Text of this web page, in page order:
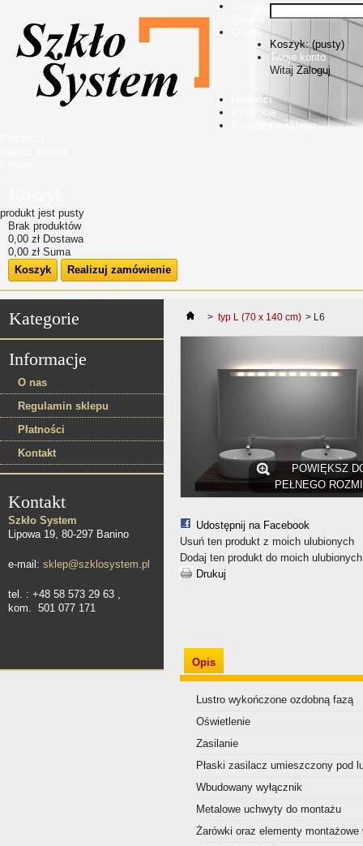
Koszyk:(pusty)
Twoje konto
Witaj Zaloguj
O nas
Nowości
Promocje
Regulamin sklepu
produkt jest pusty
Brak produktów
0,00 zł Dostawa
0,00 zł Suma
Koszyk
Realizuj zamówienie
Kategorie
Informacje
O nas
Regulamin sklepu
Płatności
Kontakt
Kontakt
Szkło System
Lipowa 19, 80-297 Banino
e-mail: sklep@szklosystem.pl
tel. : +48 58 573 29 63 ,
kom. 501 077 171
> typ L (70 x 140 cm) > L6
POWIĘKSZ
PEŁNEGO
Udostępnij na Facebook
Usuń ten produkt z moich ulubionych
Dodaj ten produkt do moich ulubionych
Drukuj
Opis
Lustro wykończone ozdobną fazą
Oświetlenie
Zasilanie
Płaski zasilacz umieszczony pod
Wbudowany wyłącznik
Metalowe uchwyty do montażu
Żarówki oraz elementy montażowe